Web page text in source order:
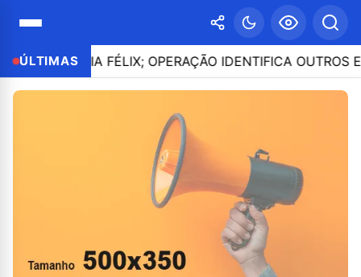
ÚLTIMASFÉLIX; OPERAÇÃO IDENTIFICA OUTROS